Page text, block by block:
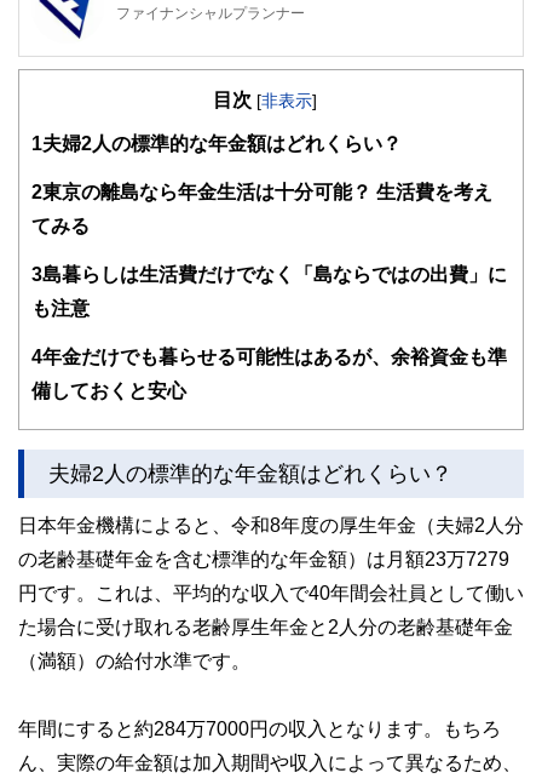
ファイナンシャルプランナー
FinancialField編集部は、金融、経済に関する記事を、日々
知識がない方でも理解できるようわかりやすく発信していま
得者を中心に「お金や暮らし」に関する書籍・雑誌の編集経
験者で構成され、企画立案から記事掲載まですべての工程に
FinancialFieldの特徴は、ファイナンシャルプランナー、弁
護士、税理士、宅地建物取引士、相続診断士、住宅ローンア
ど150名以上の有資格者を執筆者・監修者として迎え、むず
をわかりやすく発信している点です。
執筆者・監修者による執筆体制を築くことで、内容のわかり
やすさはもちろんのこと、読み応えのあるコンテンツと確か
コンシェルジュを目指します。
目次 [非表示]
1 夫婦2人の標準的な年金額はどれくらい？
2東京の離島なら年金生活は十分可能？ 生活費を考え
てみる
3島暮らしは生活費だけでなく「島ならではの出費」に
も注意
4年金だけでも暮らせる可能性はあるが、余裕資金も準
備しておくと安心
夫婦2人の標準的な年金額はどれくらい？
日本年金機構によると、令和8年度の厚生年金（夫婦2人分
の老齢基礎年金を含む標準的な年金額）は月額23万7279
円です。これは、平均的な収入で40年間会社員として働い
た場合に受け取れる老齢厚生年金と2人分の老齢基礎年金
（満額）の給付水準です。
年間にすると約284万7000円の収入となります。もちろ
ん、実際の年金額は加入期間や収入によって異なるため、